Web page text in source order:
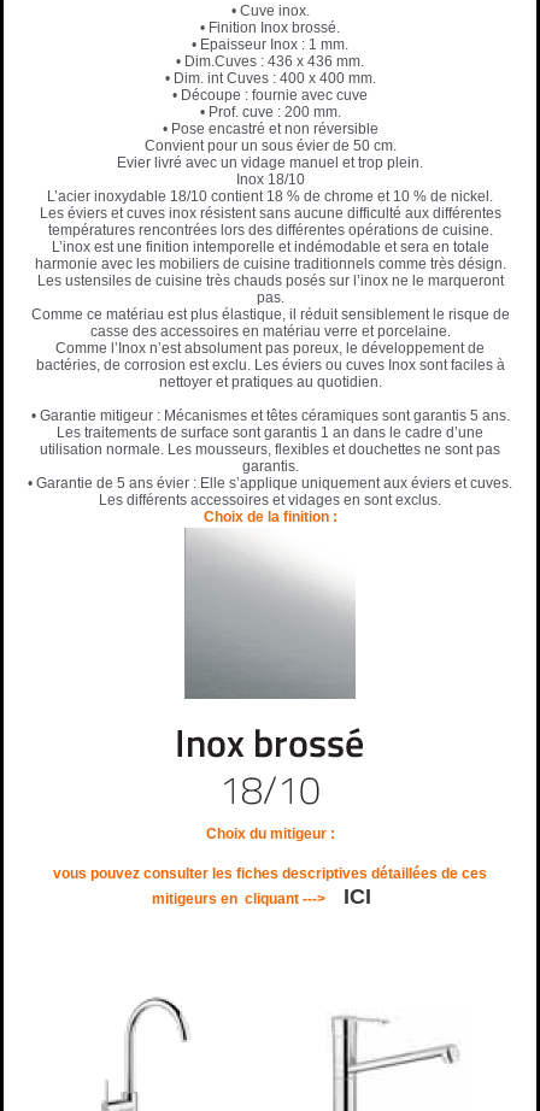
• Cuve inox.
• Finition Inox brossé.
• Epaisseur Inox : 1 mm.
• Dim.Cuves : 436 x 436 mm.
• Dim. int Cuves : 400 x 400 mm.
• Découpe : fournie avec cuve
• Prof. cuve : 200 mm.
• Pose encastré et non réversible
Convient pour un sous évier de 50 cm.
Evier livré avec un vidage manuel et trop plein.
Inox 18/10
L’acier inoxydable 18/10 contient 18 % de chrome et 10 % de nickel.
Les éviers et cuves inox résistent sans aucune difficulté aux différentes
températures rencontrées lors des différentes opérations de cuisine.
L’inox est une finition intemporelle et indémodable et sera en totale
harmonie avec les mobiliers de cuisine traditionnels comme très désign.
Les ustensiles de cuisine très chauds posés sur l’inox ne le marqueront
pas.
Comme ce matériau est plus élastique, il réduit sensiblement le risque de
casse des accessoires en matériau verre et porcelaine.
Comme l’Inox n’est absolument pas poreux, le développement de
bactéries, de corrosion est exclu. Les éviers ou cuves Inox sont faciles à
nettoyer et pratiques au quotidien.
• Garantie mitigeur : Mécanismes et têtes céramiques sont garantis 5 ans.
Les traitements de surface sont garantis 1 an dans le cadre d’une
utilisation normale. Les mousseurs, flexibles et douchettes ne sont pas
garantis.
• Garantie de 5 ans évier : Elle s’applique uniquement aux éviers et cuves.
Les différents accessoires et vidages en sont exclus.
Choix de la finition :
Choix du mitigeur :
vous pouvez consulter les fiches descriptives détaillées de ces
mitigeurs en cliquant ---> ICI